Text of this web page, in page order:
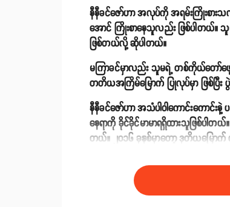
နီနီခင်ဇော်ဟာ အလုပ်ကို အရမ်းကြိုးစာ
အောင် ကြိုးစာနေသူလည်း ဖြစ်ပါတယ်။
ဖြစ်တယ်လို့ ဆိုပါတယ်။
မကြာခင်မှာလည်း သူမရဲ့ တစ်ကိုယ်တော်ဖျေ
တတိယအကြိမ်မြောက် ပြုလုပ်မှာ ဖြစ်ပြီး
နီနီခင်ဇော်ဟာ အသံပါဝါကောင်းကော
နေရာကို ခိုင်ခိုင်မာမာရရှိထားသူဖြစ်ပ
တယ်။ ၂၀၁၆ ခုနှစ်မှာတော့ ဒုတိယမြေ